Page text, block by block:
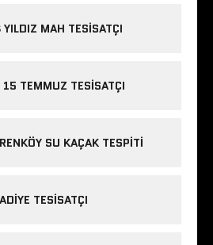
YILDIZ MAH TESISATÇI
15 TEMMUZ TESISATÇI
SU KAÇAK TESPITI
TESISATÇI